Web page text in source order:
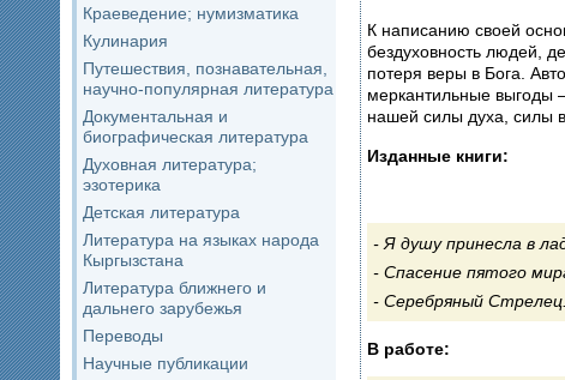
Краеведение; нумизматика
Кулинария
Путешествия, познавательная,
научно-популярная литература
Документальная и
биографическая литература
Духовная литература;
эзотерика
Детская литература
Литература на языках народа
Кыргызстана
Литература ближнего и
дальнего зарубежья
Переводы
Научные публикации
К написанию своей
бездуховность людей, депрессия, которая в последнее
потеря веры в Бога. Автор надеется, что прочитав книгу, люди вспомнят о том, что временные трудности и
меркантильные выгоды
нашей силы духа, силы
Изданные книги:
Я душу принесла в
В работе: